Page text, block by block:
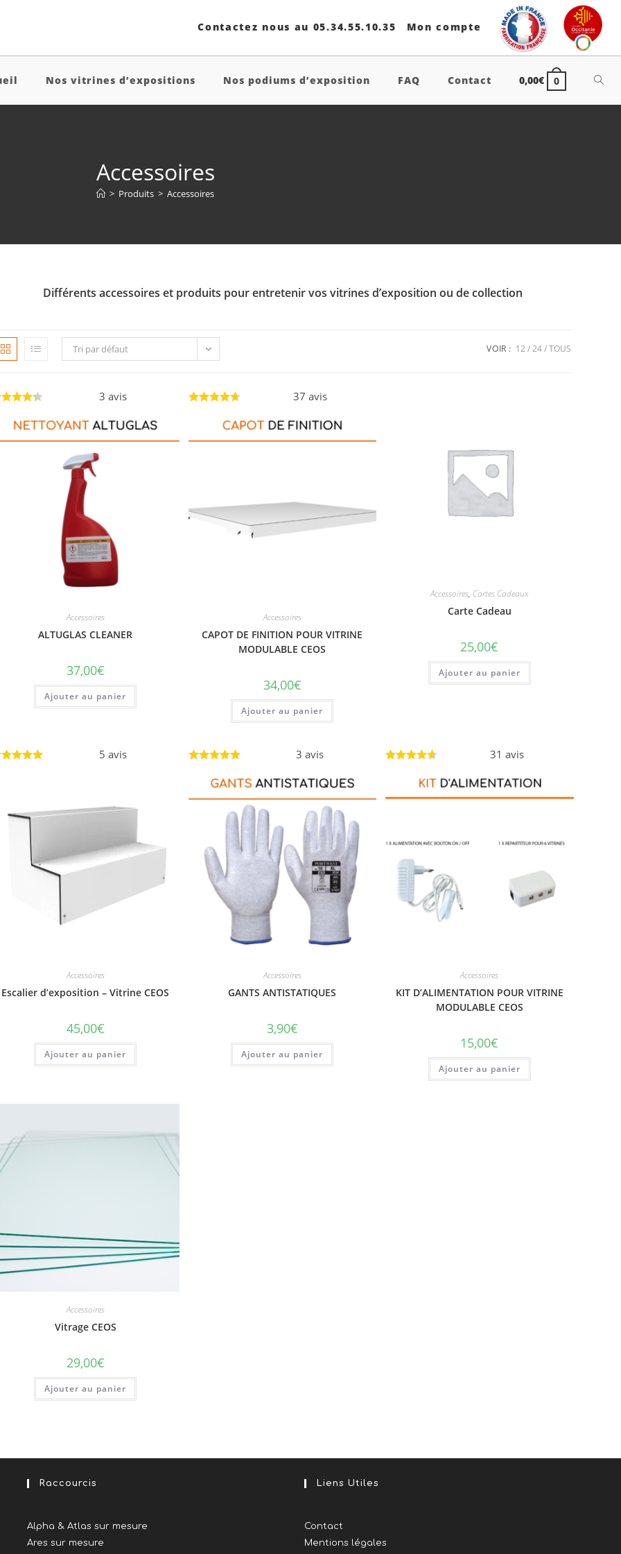
Contactez nous au 05.34.55.10.35 Mon compte
Nos vitrines d’expositions Nos podiums d’exposition FAQ Contact 0,00€ 0
Accessoires
> Produits > Accessoires
Différents accessoires et produits pour entretenir vos vitrines d’exposition ou de collection
Tri par défaut VOIR : 12 24 TOUS
3 avis
Accessoires
ALTUGLAS CLEANER
37,00€
Ajouter au panier
37 avis
Accessoires
CAPOT DE FINITION POUR VITRINE
MODULABLE CEOS
34,00€
Ajouter au panier
Accessoires, Cartes Cadeaux
Carte Cadeau
25,00€
Ajouter au panier
5 avis
Accessoires
Escalier d’exposition – Vitrine CEOS
45,00€
Ajouter au panier
3 avis
Accessoires
GANTS ANTISTATIQUES
3,90€
Ajouter au panier
31 avis
Accessoires
KIT D’ALIMENTATION POUR VITRINE
MODULABLE CEOS
15,00€
Ajouter au panier
Accessoires
Vitrage CEOS
29,00€
Ajouter au panier
Raccourcis
Alpha & Atlas sur mesure
Ares sur mesure
Liens Utiles
Contact
Mentions légales